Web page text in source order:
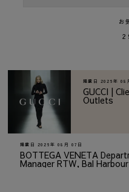
お
掲載日 2026年 08
GUCCI |
Outlets
掲載日 2026年 08月 07日
BOTTEGA VENETA
Manager RTW, Bal Harbour